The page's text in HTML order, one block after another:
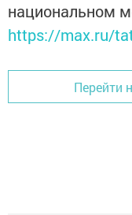
национальном
https://max.ru/
Перейти